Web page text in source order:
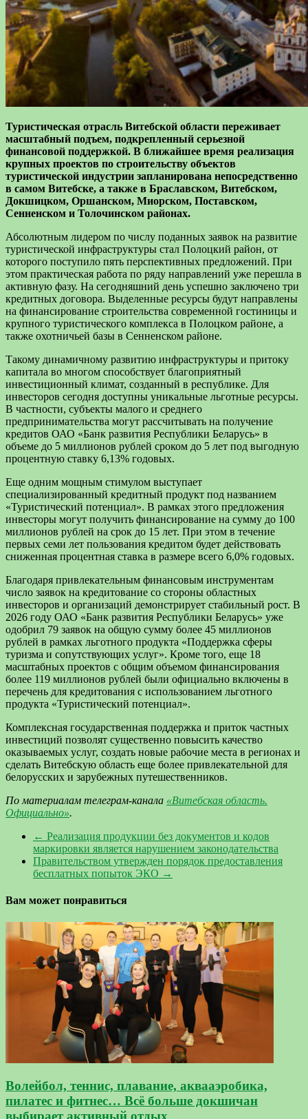
Туристическая отрасль Витебской области переживает
масштабный подъем, подкрепленный серьезной
финансовой поддержкой. В ближайшее время реализация
крупных проектов по строительству объектов
туристической индустрии запланирована непосредственно
в самом Витебске, а также в Браславском, Витебском,
Докшицком, Оршанском, Миорском, Поставском,
Сенненском и Толочинском районах.
Абсолютным лидером по числу поданных заявок на развитие
туристической инфраструктуры стал Полоцкий район, от
которого поступило пять перспективных предложений. При
этом практическая работа по ряду направлений уже перешла в
активную фазу. На сегодняшний день успешно заключено три
кредитных договора. Выделенные ресурсы будут направлены
на финансирование строительства современной гостиницы и
крупного туристического комплекса в Полоцком районе, а
также охотничьей базы в Сенненском районе.
Такому динамичному развитию инфраструктуры и притоку
капитала во многом способствует благоприятный
инвестиционный климат, созданный в республике. Для
инвесторов сегодня доступны уникальные льготные ресурсы.
В частности, субъекты малого и среднего
предпринимательства могут рассчитывать на получение
кредитов ОАО «Банк развития Республики Беларусь» в
объеме до 5 миллионов рублей сроком до 5 лет под выгодную
процентную ставку 6,13% годовых.
Еще одним мощным стимулом выступает
специализированный кредитный продукт под названием
«Туристический потенциал». В рамках этого предложения
инвесторы могут получить финансирование на сумму до 100
миллионов рублей на срок до 15 лет. При этом в течение
первых семи лет пользования кредитом будет действовать
сниженная процентная ставка в размере всего 6,0% годовых.
Благодаря привлекательным финансовым инструментам
число заявок на кредитование со стороны областных
инвесторов и организаций демонстрирует стабильный рост. В
2026 году ОАО «Банк развития Республики Беларусь» уже
одобрил 79 заявок на общую сумму более 45 миллионов
рублей в рамках льготного продукта «Поддержка сферы
туризма и сопутствующих услуг». Кроме того, еще 18
масштабных проектов с общим объемом финансирования
более 119 миллионов рублей были официально включены в
перечень для кредитования с использованием льготного
продукта «Туристический потенциал».
Комплексная государственная поддержка и приток частных
инвестиций позволят существенно повысить качество
оказываемых услуг, создать новые рабочие места в регионах и
сделать Витебскую область еще более привлекательной для
белорусских и зарубежных путешественников.
По материалам телеграм-канала «Витебская область.
Официально».
← Реализация продукции без документов и кодов
маркировки является нарушением законодательства
Правительством утвержден порядок предоставления
бесплатных попыток ЭКО →
Вам может понравиться
Волейбол, теннис, плавание, аквааэробика,
пилатес и фитнес… Всё больше докшичан